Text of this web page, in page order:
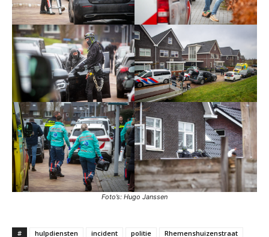
Foto’s: Hugo Janssen
# hulpdiensten incident politie Rhemenshuizenstraat